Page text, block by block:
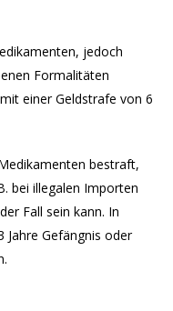
jedoch
Formalitäten
einer Geldstrafe von 6
bestraft,
bei illegalen Importen
Fall sein kann. In
Jahre Gefängnis oder